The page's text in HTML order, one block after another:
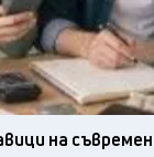
на